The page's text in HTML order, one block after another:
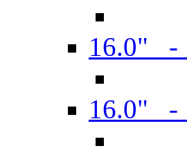
16.0" -
16.0" -